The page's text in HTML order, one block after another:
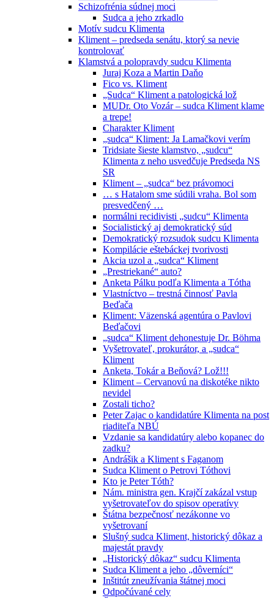
Schizofrénia súdnej moci
Sudca a jeho zrkadlo
Motív sudcu Klimenta
Kliment – predseda senátu, ktorý sa nevie
kontrolovať
Klamstvá a polopravdy sudcu Klimenta
Juraj Koza a Martin Daňo
Fico vs. Kliment
„Sudca“ Kliment a patologická lož
MUDr. Oto Vozár – sudca Kliment klame
a trepe!
Charakter Kliment
„sudca“ Kliment: Ja Lamačkovi verím
Tridsiate šieste klamstvo, „sudcu“
Klimenta z neho usvedčuje Predseda NS
SR
Kliment – „sudca“ bez právomoci
… s Hatalom sme súdili vraha. Bol som
presvedčený …
normálni recidivisti „sudcu“ Klimenta
Socialistický aj demokratický súd
Demokratický rozsudok sudcu Klimenta
Kompilácie eštebáckej tvorivosti
Akcia uzol a „sudca“ Kliment
„Prestriekané“ auto?
Anketa Pálku podľa Klimenta a Tótha
Vlastníctvo – trestná činnosť Pavla
Beďača
Kliment: Väzenská agentúra o Pavlovi
Beďačovi
„sudca“ Kliment dehonestuje Dr. Böhma
Vyšetrovateľ, prokurátor, a „sudca“
Kliment
Anketa, Tokár a Beňová? Lož!!!
Kliment – Cervanovú na diskotéke nikto
nevidel
Zostali ticho?
Peter Zajac o kandidatúre Klimenta na post
riaditeľa NBÚ
Vzdanie sa kandidatúry alebo kopanec do
zadku?
Andrášik a Kliment s Faganom
Sudca Kliment o Petrovi Tóthovi
Kto je Peter Tóth?
Nám. ministra gen. Krajčí zakázal vstup
vyšetrovateľov do spisov operatívy
Štátna bezpečnosť nezákonne vo
vyšetrovaní
Slušný sudca Kliment, historický dôkaz a
majestát pravdy
„Historický dôkaz“ sudcu Klimenta
Sudca Kliment a jeho „dôverníci“
Inštitút zneužívania štátnej moci
Odpočúvané cely